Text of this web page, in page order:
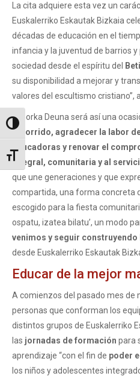
Toggle High Contrast
Toggle Font size
La cita adquiere esta vez un
Euskalerriko Eskautak Bizkaia
décadas de educación en el
infancia y la juventud de barrios y
sociedad desde el espíritu del
su disponibilidad a mejorar y
valores del escultismo cristiano”,
El Gorka Deuna será así una
recorrido, agradecer la labor
educadoras y renovar el
integral, comunitaria y al
que une generaciones y que
compartida, una forma concreta
escogido para la fiesta
ospatu, izatea bilatu’, un modo
venimos y seguir construyendo
desde Euskalerriko Eskautak
Educar de la mejor
A comienzos del pasado mes de
personas que conforman los
distintos grupos de Euskalerriko
las jornadas de formación para
aprendizaje “con el fin de poder
los niños y adolescentes